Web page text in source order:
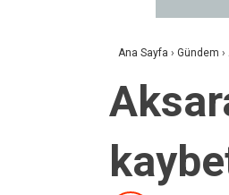
Ana Sayfa › Gündem ›